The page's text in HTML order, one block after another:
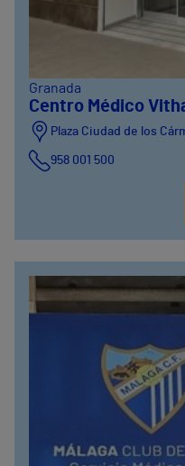
Granada
Centro Médico
Plaza Ciudad de los
958 001 500